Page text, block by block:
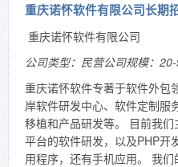
重庆诺怀软件有限公司长期
重庆诺怀软件有限公司
公司类型：民营公司规模：
重庆诺怀软件专著于软件外包
岸软件研发中心、软件定制服
移植和产品研发等。 目前我
平台的软件研发，以及PHP开
用程序，还有手机应用。 我